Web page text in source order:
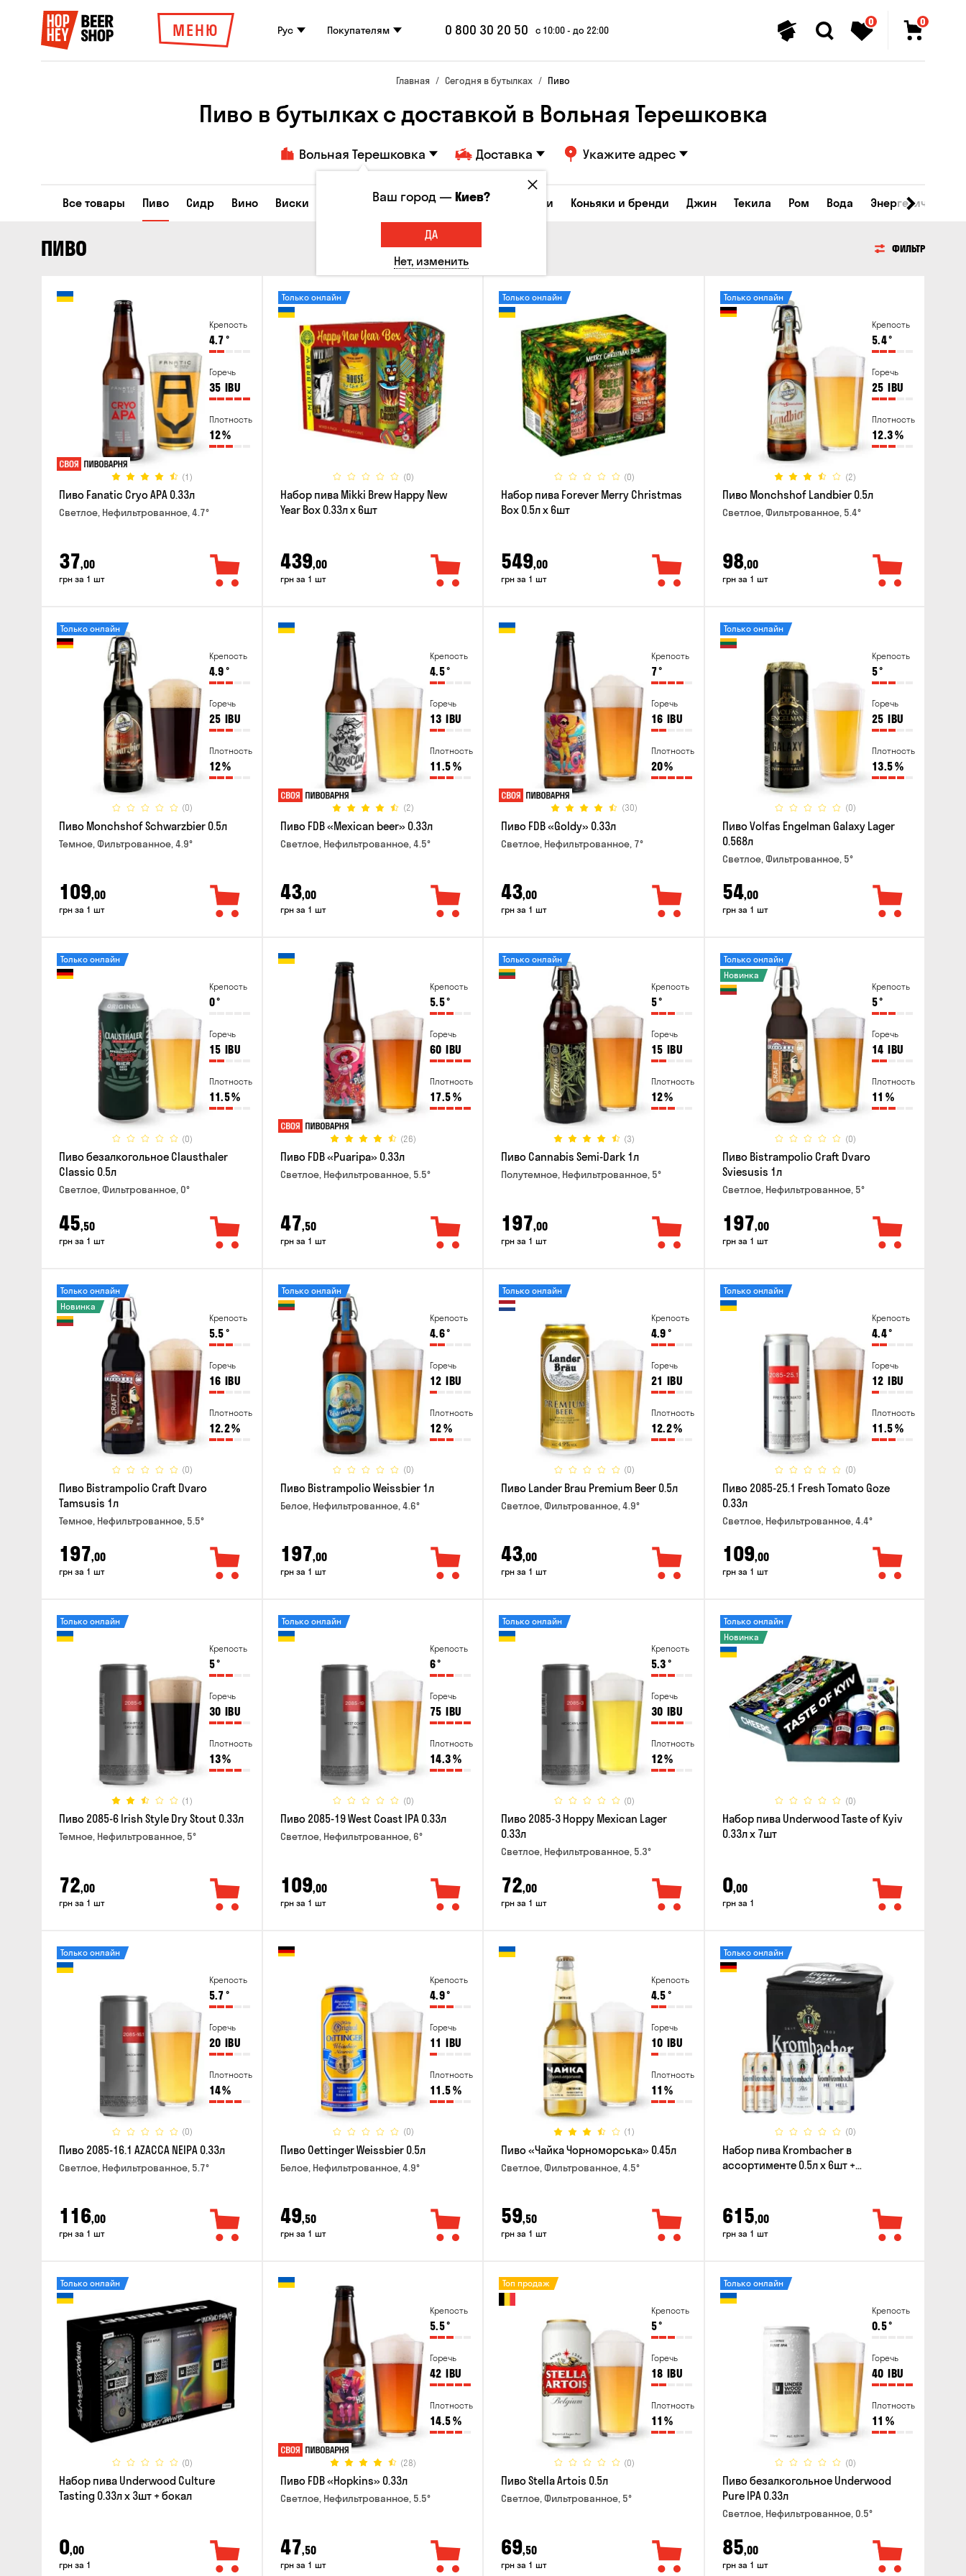
МЕНЮ Рус Покупателям 0 800 30 20 50 с 10:00 - до 22:00
0 0
Главная Сегодня в бутылках Пиво
Пиво в бутылках с доставкой в Вольная Терешковка
Вольная Терешковка Доставка Укажите адрес
Все товары Пиво Сидр Вино Виски Коктейли Соджу Ликеры и настойки Коньяки и бренди Джин Текила Ром Вода Энергетические
ПИВО ФИЛЬТР
Крепость
4.7°
Горечь
35 IBU
Плотность
12%
(1)
Пиво Fanatic Cryo APA 0.33л
Светлое, Нефильтрованное, 4.7°
37,00
грн за 1 шт
(0)
Только онлайн
Набор пива Mikki Brew Happy New
Year Box 0.33л x 6шт
439,00
грн за 1 шт
(0)
Только онлайн
Набор пива Forever Merry Christmas
Box 0.5л x 6шт
549,00
грн за 1 шт
Крепость
5.4°
Горечь
25 IBU
Плотность
12.3%
(2)
Только онлайн
Пиво Monchshof Landbier 0.5л
Светлое, Фильтрованное, 5.4°
98,00
грн за 1 шт
Крепость
4.9°
Горечь
25 IBU
Плотность
12%
(0)
Только онлайн
Пиво Monchshof Schwarzbier 0.5л
Темное, Фильтрованное, 4.9°
109,00
грн за 1 шт
Крепость
4.5°
Горечь
13 IBU
Плотность
11.5%
(2)
Пиво FDB «Mexican beer» 0.33л
Светлое, Нефильтрованное, 4.5°
43,00
грн за 1 шт
Крепость
7°
Горечь
16 IBU
Плотность
20%
(30)
Пиво FDB «Goldy» 0.33л
Светлое, Нефильтрованное, 7°
43,00
грн за 1 шт
Крепость
5°
Горечь
25 IBU
Плотность
13.5%
(0)
Только онлайн
Пиво Volfas Engelman Galaxy Lager
0.568л
Светлое, Фильтрованное, 5°
54,00
грн за 1 шт
Крепость
0°
Горечь
15 IBU
Плотность
11.5%
(0)
Только онлайн
Пиво безалкогольное Clausthaler
Classic 0.5л
Светлое, Фильтрованное, 0°
45,50
грн за 1 шт
Крепость
5.5°
Горечь
60 IBU
Плотность
17.5%
(26)
Пиво FDB «Puaripa» 0.33л
Светлое, Нефильтрованное, 5.5°
47,50
грн за 1 шт
Крепость
5°
Горечь
15 IBU
Плотность
12%
(3)
Только онлайн
Пиво Cannabis Semi-Dark 1л
Полутемное, Нефильтрованное, 5°
197,00
грн за 1 шт
Крепость
5°
Горечь
14 IBU
Плотность
11 %
(0)
Только онлайн
Новинка
Пиво Bistrampolio Craft Dvaro
Sviesusis 1л
Светлое, Нефильтрованное, 5°
197,00
грн за 1 шт
Крепость
5.5°
Горечь
16 IBU
Плотность
12.2%
(0)
Только онлайн
Новинка
Пиво Bistrampolio Craft Dvaro
Tamsusis 1л
Темное, Нефильтрованное, 5.5°
197,00
грн за 1 шт
Крепость
4.6°
Горечь
12 IBU
Плотность
12%
(0)
Только онлайн
Пиво Bistrampolio Weissbier 1л
Белое, Нефильтрованное, 4.6°
197,00
грн за 1 шт
Крепость
4.9°
Горечь
21 IBU
Плотность
12.2%
(0)
Только онлайн
Пиво Lander Brau Premium Beer 0.5л
Светлое, Фильтрованное, 4.9°
43,00
грн за 1 шт
Крепость
4.4°
Горечь
12 IBU
Плотность
11.5%
(0)
Только онлайн
Пиво 2085-25.1 Fresh Tomato Goze
0.33л
Светлое, Нефильтрованное, 4.4°
109,00
грн за 1 шт
Крепость
5°
Горечь
30 IBU
Плотность
13%
(1)
Только онлайн
Пиво 2085-6 Irish Style Dry Stout 0.33л
Темное, Нефильтрованное, 5°
72,00
грн за 1 шт
Крепость
6°
Горечь
75 IBU
Плотность
14.3%
(0)
Только онлайн
Пиво 2085-19 West Coast IPA 0.33л
Светлое, Нефильтрованное, 6°
109,00
грн за 1 шт
Крепость
5.3°
Горечь
30 IBU
Плотность
12%
(0)
Только онлайн
Пиво 2085-3 Hoppy Mexican Lager
0.33л
Светлое, Нефильтрованное, 5.3°
72,00
грн за 1 шт
(0)
Только онлайн
Новинка
Набор пива Underwood Taste of Kyiv
0.33л x 7шт
0,00
грн за 1
Крепость
5.7°
Горечь
20 IBU
Плотность
14%
(0)
Только онлайн
Пиво 2085-16.1 AZACCA NEIPA 0.33л
Светлое, Нефильтрованное, 5.7°
116,00
грн за 1 шт
Крепость
4.9°
Горечь
11 IBU
Плотность
11.5%
(0)
Пиво Oettinger Weissbier 0.5л
Белое, Нефильтрованное, 4.9°
49,50
грн за 1 шт
Крепость
4.5°
Горечь
10 IBU
Плотность
11 %
(1)
Пиво «Чайка Чорноморська» 0.45л
Светлое, Фильтрованное, 4.5°
59,50
грн за 1 шт
(0)
Только онлайн
Набор пива Krombacher в
ассортименте 0.5л х 6шт +
615,00
грн за 1 шт
(0)
Только онлайн
Набор пива Underwood Culture
Tasting 0.33л x 3шт + бокал
0,00
грн за 1
Крепость
5.5°
Горечь
42 IBU
Плотность
14.5%
(28)
Пиво FDB «Hopkins» 0.33л
Светлое, Нефильтрованное, 5.5°
47,50
грн за 1 шт
Крепость
5°
Горечь
18 IBU
Плотность
11 %
(0)
Топ продаж
Пиво Stella Artois 0.5л
Светлое, Фильтрованное, 5°
69,50
грн за 1 шт
Крепость
0.5°
Горечь
40 IBU
Плотность
11 %
(0)
Только онлайн
Пиво безалкогольное Underwood
Pure IPA 0.33л
Светлое, Нефильтрованное, 0.5°
85,00
грн за 1 шт
Ваш город —Киев?
ДА
Нет, изменить